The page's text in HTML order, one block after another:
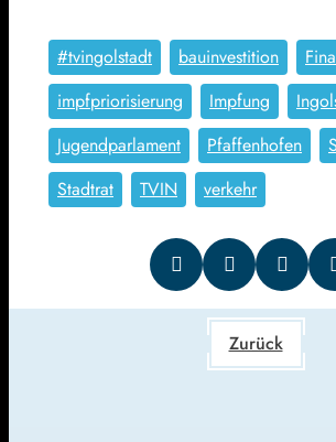
#tvingolstadt bauinvestition
impfpriorisierung
Impfung
Jugendparlament
Pfaffenhofen
Stadtrat
TVIN verkehr
Zurück